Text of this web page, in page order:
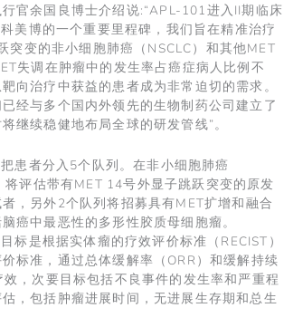
官余国良博士介绍说:“APL-101进入II期临床
美博的一个重要里程碑，我们旨在精准治疗
突变的非小细胞肺癌（NSCLC）和其他MET
失调在肿瘤中的发生率占癌症病人比例不
向治疗中获益的患者成为非常迫切的需求。
经与多个国内外领先的生物制药公司建立了
继续稳健地布局全球的研发管线”。
患者分入5个队列。在非小细胞肺癌
将评估带有MET 14号外显子跳跃突变的原发
，另外2个队列将招募具有MET扩增和融合
癌中最恶性的多形性胶质母细胞瘤。
标是根据实体瘤的疗效评价标准（RECIST）
标准，通过总体缓解率（ORR）和缓解持续
，次要目标包括不良事件的发生率和严重程
，包括肿瘤进展时间，无进展生存期和总生